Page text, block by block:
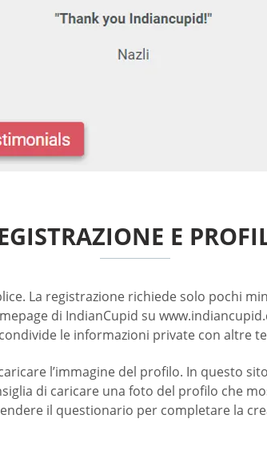
E
La registrazione richiede solo pochi
di IndianCupid su
le informazioni private con altre
l’immagine del profilo. In questo
di caricare una foto del profilo che
il questionario per completare la